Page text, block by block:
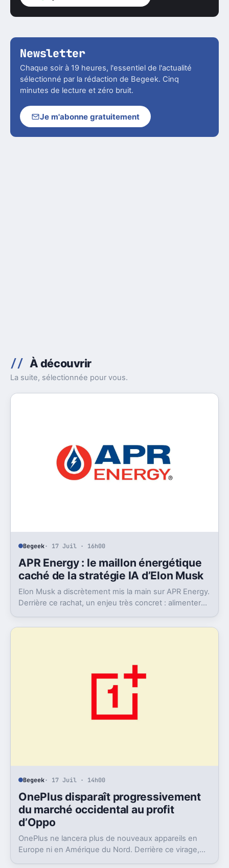
Newsletter
Chaque soir à 19 heures, l'essentiel de l'actualité
sélectionné par la rédaction de Begeek. Cinq
minutes de lecture et zéro bruit.
Je m'abonne gratuitement
À découvrir
La suite, sélectionnée pour vous.
Begeek· 17 Juil · 16h00
APR Energy : le maillon énergétique
caché de la stratégie IA d’Elon Musk
Elon Musk a discrètement mis la main sur APR Energy.
Derrière ce rachat, un enjeu très concret : alimenter
Begeek· 17 Juil · 14h00
OnePlus disparaît progressivement
du marché occidental au profit
d’Oppo
OnePlus ne lancera plus de nouveaux appareils en
Europe ni en Amérique du Nord. Derrière ce virage,